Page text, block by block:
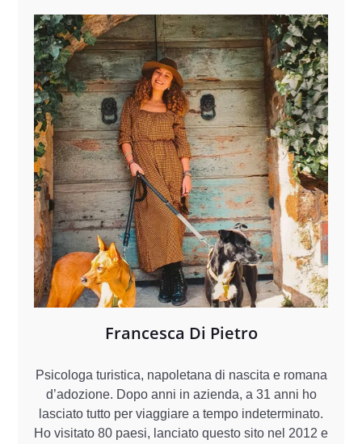
Francesca Di Pietro
Psicologa turistica, napoletana di nascita e romana
d’adozione. Dopo anni in azienda, a 31 anni ho
lasciato tutto per viaggiare a tempo indeterminato.
Ho visitato 80 paesi, lanciato questo sito nel 2012 e